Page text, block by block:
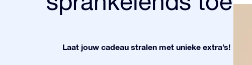
Laat jouw cadeau stralen met unieke extra’s!